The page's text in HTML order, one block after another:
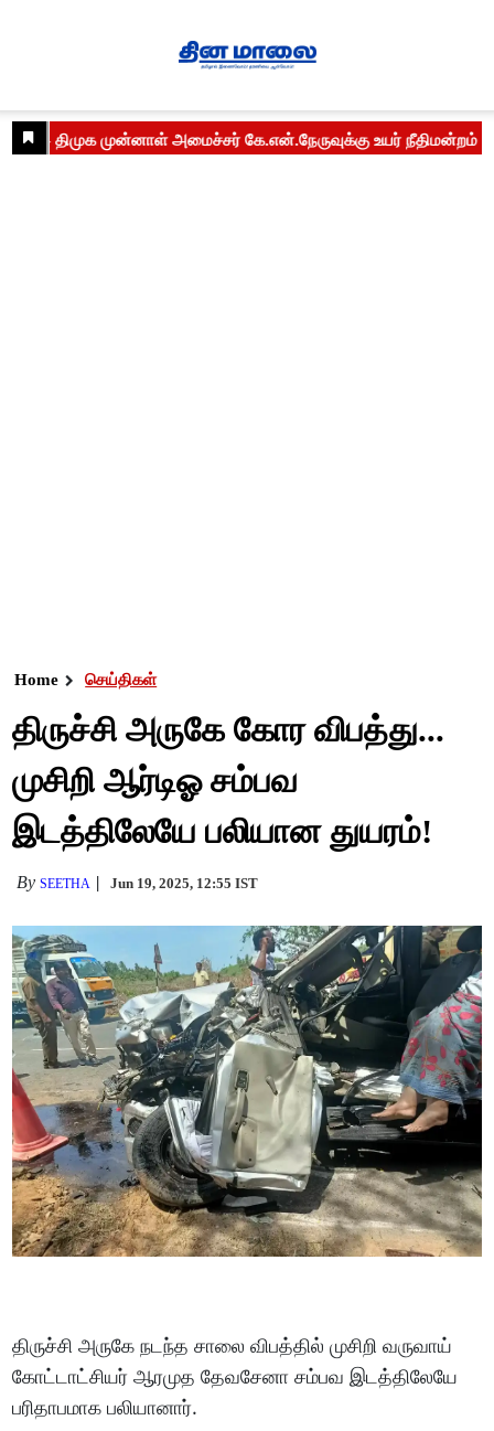
Home செய்திகள்
திருச்சி அருகே கோர விபத்து...
முசிறி ஆர்டிஓ சம்பவ
இடத்திலேயே பலியான துயரம்!
BySEETHA Jun 19, 2025, 12:55 IST
திருச்சி அருகே நடந்த சாலை விபத்தில் முசிறி வருவாய்
கோட்டாட்சியர் ஆரமுத தேவசேனா சம்பவ இடத்திலேயே
பரிதாபமாக பலியானார்.